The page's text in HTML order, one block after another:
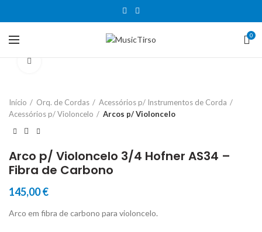
0
Início Orq. de Cordas
Acessórios p/ Instrumentos de Corda
Acessórios p/ Violoncelo
Arcos p/ Violoncelo
Arco p/ Violoncelo 3/4 Hofner AS34 –
Fibra de Carbono
145,00€
Arco em fibra de carbono para violoncelo.